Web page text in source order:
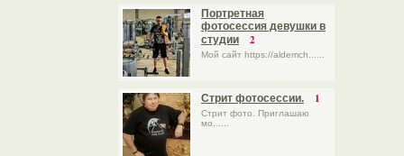
Портретная
фотосессия девушки в
студии
2
Мой сайт https://aldemch......
Стрит фотосессии. 1
Стрит фото. Приглашаю
мо......